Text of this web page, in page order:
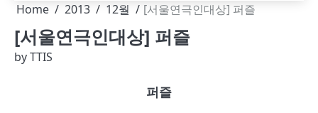
Home 2013 12월 [서울연극인대상] 퍼즐
[서울연극인대상] 퍼즐
byTTIS
퍼즐